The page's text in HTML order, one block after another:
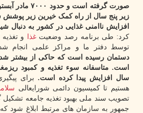
زیر پنج سال از راه کمک خیرین زیر پوشش
افزایش ناامنی غذایی در کشور به دنبال
کرد: طی برنامه رصد وضعیتغذا
و
توسط دفتر ما و مراکز علمی انجام
دستمان رسیده است که حاکی از بیشتر
سال افزایش پیدا کرده است. برای
هستیم تا کمیسیون دائمی شورایعالی
تصویب سند ملی بهبود تغذیه جامعه
جمهور به سازمان های مرتبط ابلاغ شود که